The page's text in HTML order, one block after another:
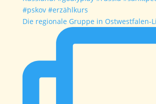
Die regionale Gruppe in Ostwestfalen-